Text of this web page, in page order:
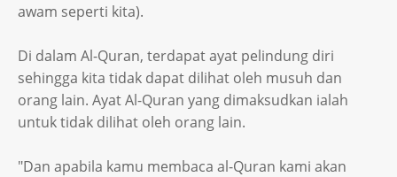
awam seperti kita).
Di dalam Al-Quran, terdapat ayat pelindung diri
sehingga kita tidak dapat dilihat oleh musuh dan
orang lain. Ayat Al-Quran yang dimaksudkan ialah
untuk tidak dilihat oleh orang lain.
"Dan apabila kamu membaca al-Quran kami akan